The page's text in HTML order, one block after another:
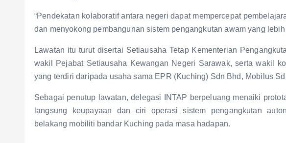
“Pendekatan kolaboratif antara negeri dapat mempercepat
dan menyokong pembangunan sistem pengangkutan awam yang
Lawatan itu turut disertai Setiausaha Tetap Kementerian
wakil Pejabat Setiausaha Kewangan Negeri Sarawak, serta wakil
yang terdiri daripada usaha sama EPR (Kuching) Sdn Bhd, Mobilus
Sebagai penutup lawatan, delegasi INTAP berpeluang menaiki
langsung keupayaan dan ciri operasi sistem pengangkutan
belakang mobiliti bandar Kuching pada masa hadapan.